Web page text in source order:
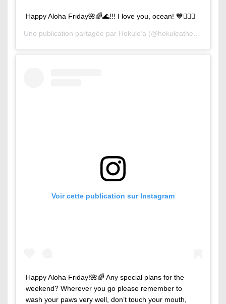
Happy Aloha Friday🌺🌈🌊!!! I love you, ocean! 💙🏄🏽‍♂️
Une publication partagée par Hokule’a (@hokuleathesurfingcat) le
Voir cette publication sur Instagram
Happy Aloha Friday!🌺🌈 Any special plans for the
weekend? Wherever you go please remember to
wash your paws very well, don’t touch your mouth,